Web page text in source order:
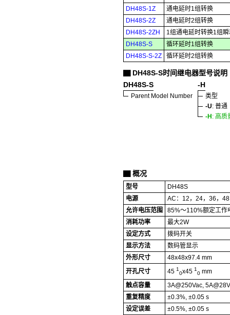
DH48S-1Z
通电延时1组转换
DH48S-2Z
通电延时2组转换
DH48S-2ZH
1组通电延时转换1组
DH48S-S
循环延时1组转换
DH48S-S-2Z
循环延时2组转换
DH48S-S时间继电器型号说明
DH48S-S
Parent Model Number
-H
类型
-U: 普通
-H : 高质
概况
型号
DH48S
电源
AC：12，24，36，
允许电压范围
85%～110%额定工作
消耗功率
最大2W
设定方式
拨码开关
显示方法
数码管显示
外形尺寸
48x48x97.4 mm
开孔尺寸
45 1
0x45 1
0 mm
触点容量
3A@250Vac,
重复精度
±0.3%, ±0.05 s
设定误差
±0.5%, ±0.05 s